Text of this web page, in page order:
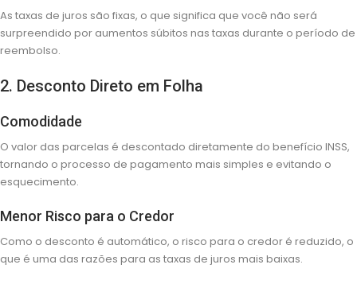
As taxas de juros são fixas, o que significa que você não será
surpreendido por aumentos súbitos nas taxas durante o período de
reembolso.
2. Desconto Direto em Folha
Comodidade
O valor das parcelas é descontado diretamente do benefício INSS,
tornando o processo de pagamento mais simples e evitando o
esquecimento.
Menor Risco para o Credor
Como o desconto é automático, o risco para o credor é reduzido, o
que é uma das razões para as taxas de juros mais baixas.